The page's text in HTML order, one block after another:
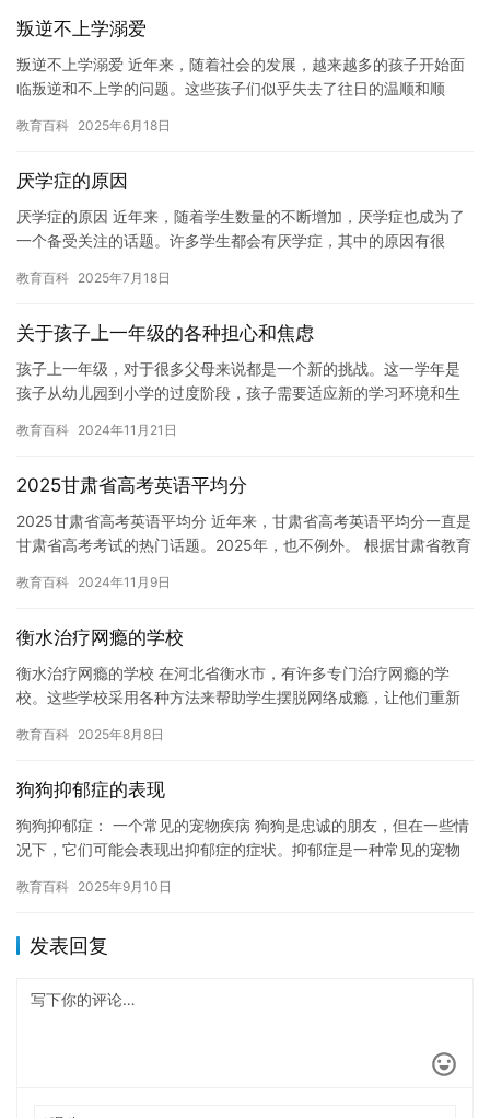
叛逆不上学溺爱
叛逆不上学溺爱 近年来，随着社会的发展，越来越多的孩子开始面
临叛逆和不上学的问题。这些孩子们似乎失去了往日的温顺和顺
支持。…
教育百科 2025年6月18日
厌学症的原因
厌学症的原因 近年来，随着学生数量的不断增加，厌学症也成为了
一个备受关注的话题。许多学生都会有厌学症，其中的原因有很
教育百科 2025年7月18日
关于孩子上一年级的各种担心和焦虑
孩子上一年级，对于很多父母来说都是一个新的挑战。这一学年是
孩子从幼儿园到小学的过度阶段，孩子需要适应新的学习环境和生
在孩…
教育百科 2024年11月21日
2025甘肃省高考英语平均分
2025甘肃省高考英语平均分 近年来，甘肃省高考英语平均分一直是
甘肃省高考考试的热门话题。2025年，也不例外。 根据甘肃省教育
教育百科 2024年11月9日
衡水治疗网瘾的学校
衡水治疗网瘾的学校 在河北省衡水市，有许多专门治疗网瘾的学
校。这些学校采用各种方法来帮助学生摆脱网络成瘾，让他们重新
多年…
教育百科 2025年8月8日
狗狗抑郁症的表现
狗狗抑郁症： 一个常见的宠物疾病 狗狗是忠诚的朋友，但在一些情
况下，它们可能会表现出抑郁症的症状。抑郁症是一种常见的宠物
退…
教育百科 2025年9月10日
发表回复